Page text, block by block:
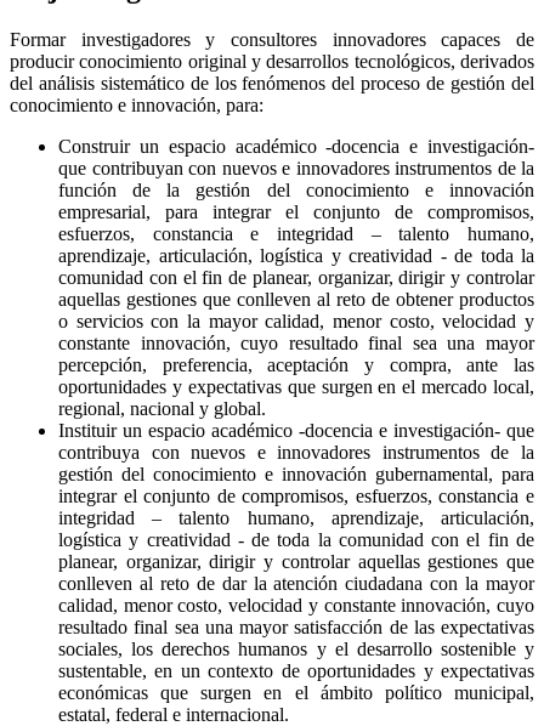
Formar investigadores y consultores innovadores capaces de
producir conocimiento original y desarrollos tecnológicos, derivados
del análisis sistemático de los fenómenos del proceso de gestión del
conocimiento e innovación, para:
Construir un espacio académico -docencia e investigación-
que contribuyan con nuevos e innovadores instrumentos de la
función de la gestión del conocimiento e innovación
empresarial, para integrar el conjunto de compromisos,
esfuerzos, constancia e integridad – talento humano,
aprendizaje, articulación, logística y creatividad - de toda la
comunidad con el fin de planear, organizar, dirigir y controlar
aquellas gestiones que conlleven al reto de obtener productos
o servicios con la mayor calidad, menor costo, velocidad y
constante innovación, cuyo resultado final sea una mayor
percepción, preferencia, aceptación y compra, ante las
oportunidades y expectativas que surgen en el mercado local,
regional, nacional y global.
Instituir un espacio académico -docencia e investigación- que
contribuya con nuevos e innovadores instrumentos de la
gestión del conocimiento e innovación gubernamental, para
integrar el conjunto de compromisos, esfuerzos, constancia e
integridad – talento humano, aprendizaje, articulación,
logística y creatividad - de toda la comunidad con el fin de
planear, organizar, dirigir y controlar aquellas gestiones que
conlleven al reto de dar la atención ciudadana con la mayor
calidad, menor costo, velocidad y constante innovación, cuyo
resultado final sea una mayor satisfacción de las expectativas
sociales, los derechos humanos y el desarrollo sostenible y
sustentable, en un contexto de oportunidades y expectativas
económicas que surgen en el ámbito político municipal,
estatal, federal e internacional.